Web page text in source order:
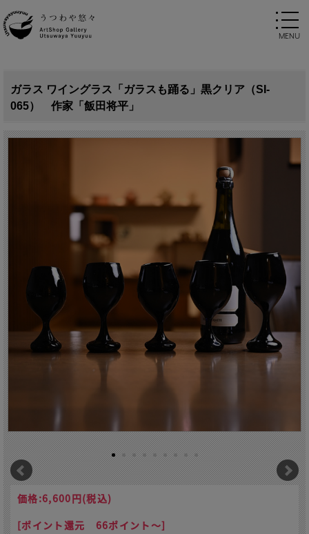
ガラス ワイングラス「ガラスも踊る」黒クリア（SI-
065） 作家「飯田将平」
価格:6,600円(税込)
[ポイント還元 66ポイント～]